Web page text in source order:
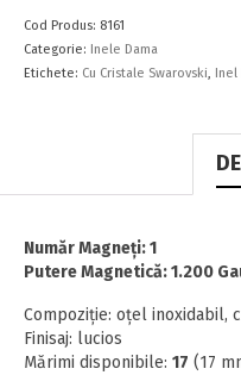
Cod Produs: 8161
Categorie: Inele Dama
Etichete: Cu Cristale Swarovski, Inel
Număr Magneţi: 1
Putere Magnetică: 1.200
Compoziţie: oţel inoxidabil,
Finisaj: lucios
Mărimi disponibile: 17 (17